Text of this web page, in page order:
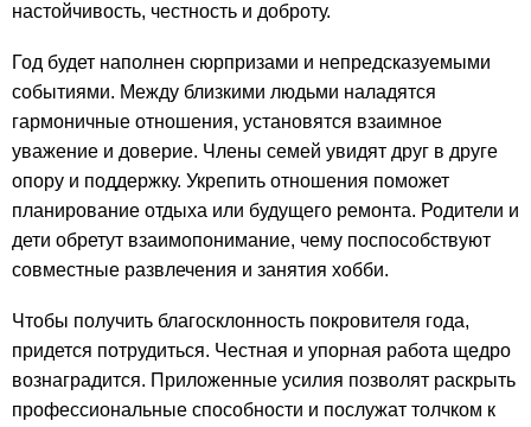
настойчивость, честность и доброту.
Год будет наполнен сюрпризами и непредсказуемыми
событиями. Между близкими людьми наладятся
гармоничные отношения, установятся взаимное
уважение и доверие. Члены семей увидят друг в друге
опору и поддержку. Укрепить отношения поможет
планирование отдыха или будущего ремонта. Родители и
дети обретут взаимопонимание, чему поспособствуют
совместные развлечения и занятия хобби.
Чтобы получить благосклонность покровителя года,
придется потрудиться. Честная и упорная работа щедро
вознаградится. Приложенные усилия позволят раскрыть
профессиональные способности и послужат толчком к